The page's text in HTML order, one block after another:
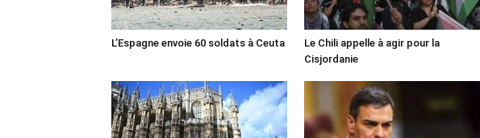
L’Espagne envoie 60 soldats à Ceuta
Le Chili appelle à agir pour la
Cisjordanie